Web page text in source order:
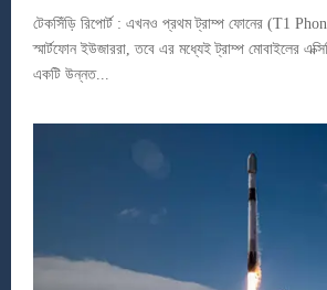
টেকসিঁড়ি রিপোর্ট : এখনও প্রথম ট্রাম্প ফোনের (T1
স্মার্টফোন ইউজাররা, তবে এর মধ্যেই ট্রাম্প মোবাইলের
একটি উন্নত...